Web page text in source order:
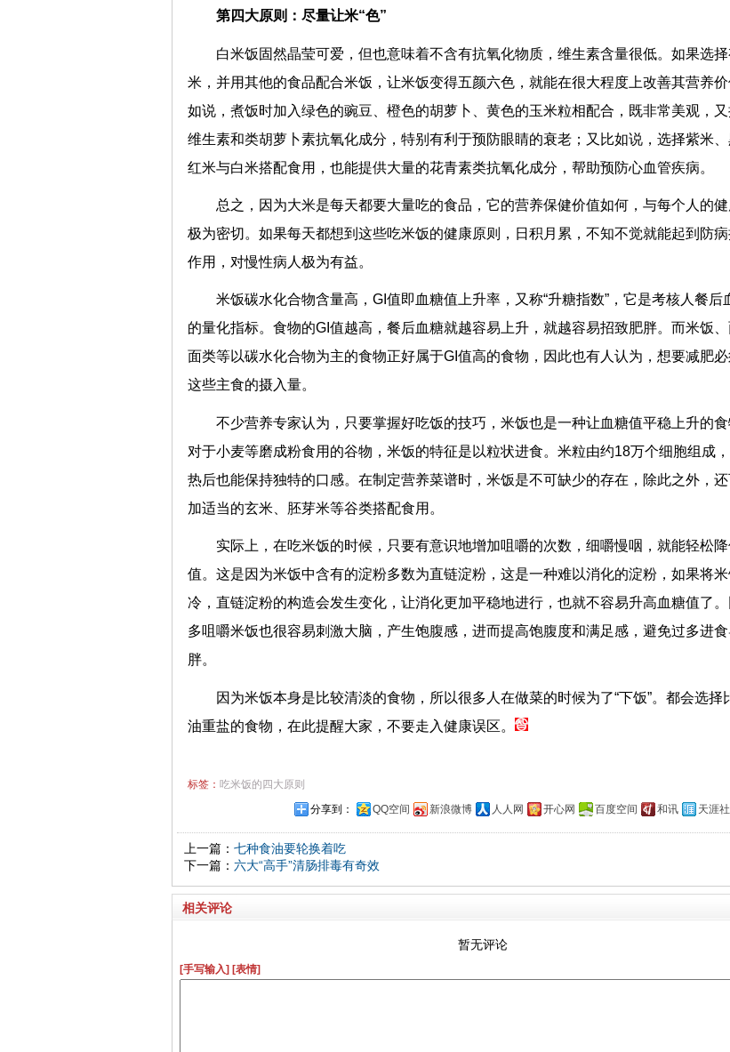
第四大原则：尽量让米“色”
白米饭固然晶莹可爱，但也意味着不含有抗氧化物质，维生素含量很低。如果选
米，并用其他的食品配合米饭，让米饭变得五颜六色，就能在很大程度上改善其营养
如说，煮饭时加入绿色的豌豆、橙色的胡萝卜、黄色的玉米粒相配合，既非常美观，又
维生素和类胡萝卜素抗氧化成分，特别有利于预防眼睛的衰老；又比如说，选择紫米、
红米与白米搭配食用，也能提供大量的花青素类抗氧化成分，帮助预防心血管疾病。
总之，因为大米是每天都要大量吃的食品，它的营养保健价值如何，与每个人的
极为密切。如果每天都想到这些吃米饭的健康原则，日积月累，不知不觉就能起到防
作用，对慢性病人极为有益。
米饭碳水化合物含量高，GI值即血糖值上升率，又称“升糖指数”，它是考核人餐后
的量化指标。食物的GI值越高，餐后血糖就越容易上升，就越容易招致肥胖。而米饭、
面类等以碳水化合物为主的食物正好属于GI值高的食物，因此也有人认为，想要减肥必
这些主食的摄入量。
不少营养专家认为，只要掌握好吃饭的技巧，米饭也是一种让血糖值平稳上升的
对于小麦等磨成粉食用的谷物，米饭的特征是以粒状进食。米粒由约18万个细胞组成
热后也能保持独特的口感。在制定营养菜谱时，米饭是不可缺少的存在，除此之外，
加适当的玄米、胚芽米等谷类搭配食用。
实际上，在吃米饭的时候，只要有意识地增加咀嚼的次数，细嚼慢咽，就能轻松降
值。这是因为米饭中含有的淀粉多数为直链淀粉，这是一种难以消化的淀粉，如果将
冷，直链淀粉的构造会发生变化，让消化更加平稳地进行，也就不容易升高血糖值了。
多咀嚼米饭也很容易刺激大脑，产生饱腹感，进而提高饱腹度和满足感，避免过多进
胖。
因为米饭本身是比较清淡的食物，所以很多人在做菜的时候为了“下饭”。都会选择
油重盐的食物，在此提醒大家，不要走入健康误区。
标签： 吃米饭的四大原则
分享到：
QQ空间 新浪微博 人人网 开心网 百度空间 和讯 天涯
上一篇： 七种食油要轮换着吃
下一篇： 六大“高手”清肠排毒有奇效
相关评论
暂无评论
[手写输入] [表情]